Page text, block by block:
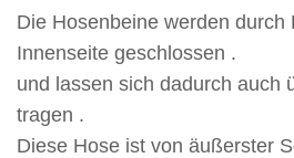
Die Hosenbeine werden
Innenseite geschlossen .
und lassen sich dadurch auch
tragen .
Diese Hose ist von äußerster